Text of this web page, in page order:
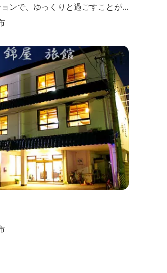
ンで、ゆっくりと過ごすことが